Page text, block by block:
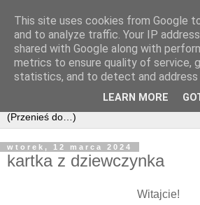
wtorek, 12 marca 2024
kartka z dziewczynka
Witajcie!
This site uses cookies from Google
and to analyze traffic. Your IP
shared with Google along with
metrics to ensure quality of service,
statistics, and to detect and address
LEARN MORE